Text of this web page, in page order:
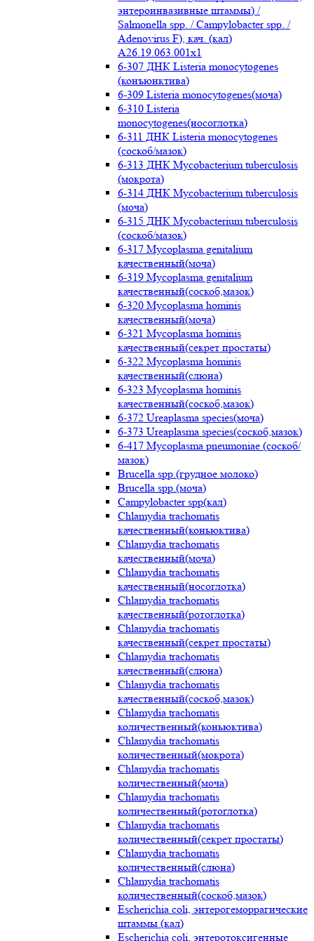
энтероинвазивные штаммы) /
Salmonella spp. / Campylobacter spp. /
Adenovirus F), кач. (кал)
A26.19.063.001x1
6-307 ДНК Listeria monocytogenes
(конъюнктива)
6-309 Listeria monocytogenes(моча)
6-310 Listeria
monocytogenes(носоглотка)
6-311 ДНК Listeria monocytogenes
(соскоб/мазок)
6-313 ДНК Mycobacterium tuberculosis
(мокрота)
6-314 ДНК Mycobacterium tuberculosis
(моча)
6-315 ДНК Mycobacterium tuberculosis
(соскоб/мазок)
6-317 Mycoplasma genitalium
качественный(моча)
6-319 Mycoplasma genitalium
качественный(соскоб,мазок)
6-320 Mycoplasma hominis
качественный(моча)
6-321 Mycoplasma hominis
качественный(секрет простаты)
6-322 Mycoplasma hominis
качественный(слюна)
6-323 Mycoplasma hominis
качественный(соскоб,мазок)
6-372 Ureaplasma species(моча)
6-373 Ureaplasma species(соскоб,мазок)
6-417 Mycoplasma pneumoniae (соскоб/
мазок)
Brucella spp.(грудное молоко)
Brucella spp.(моча)
Campylobacter spp(кал)
Chlamydia trachomatis
качественный(коньюктива)
Chlamydia trachomatis
качественный(моча)
Chlamydia trachomatis
качественный(носоглотка)
Chlamydia trachomatis
качественный(ротоглотка)
Chlamydia trachomatis
качественный(секрет простаты)
Chlamydia trachomatis
качественный(слюна)
Chlamydia trachomatis
качественный(соскоб,мазок)
Chlamydia trachomatis
количественный(коньюктива)
Chlamydia trachomatis
количественный(мокрота)
Chlamydia trachomatis
количественный(моча)
Chlamydia trachomatis
количественный(ротоглотка)
Chlamydia trachomatis
количественный(секрет простаты)
Chlamydia trachomatis
количественный(слюна)
Chlamydia trachomatis
количественный(соскоб,мазок)
Escherichia coli, энтерогеморрагические
штаммы (кал)
Escherichia coli, энтеротоксигенные